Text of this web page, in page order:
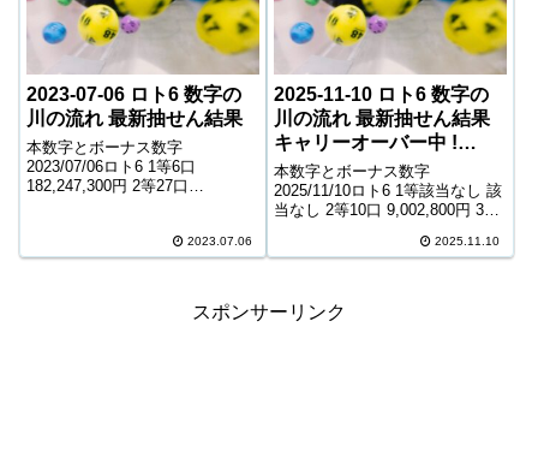
2023-07-06 ロト6 数字の
川の流れ 最新抽せん結果
本数字とボーナス数字
2023/07/06ロト6 1等6口
182,247,300円 2等27口
口 1,000円 キャリーオーバー ...
2023.07.06
2025-11-10 ロト6 数字の
川の流れ 最新抽せん結果
キャリーオーバー中 !
1,053,519,923円
本数字とボーナス数字
2025/11/10ロト6 1等該当なし 該
当なし 2等10口 9,002,800円 3等
6,500円 5等248,843口 1,000円
2025.11.10
スポンサーリンク